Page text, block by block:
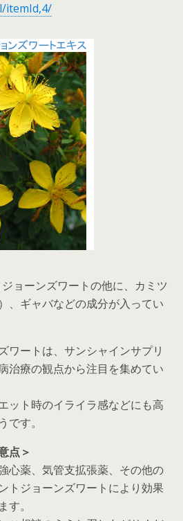
itemId,4/
ョーンズワートの他に、カミツ
、ギャバなどの成分が入ってい
ワートは、サンシャインサプリ
治療の観点から注目を集めてい
ット時のイライラ感などにも高
です。
点＞
心薬、気管支拡張薬、その他の
トジョーンズワートにより効果
。